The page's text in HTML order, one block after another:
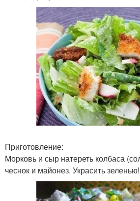
Приготовление:
Морковь и сыр натереть колбаса
чеснок и майонез. Украсить зеленью!